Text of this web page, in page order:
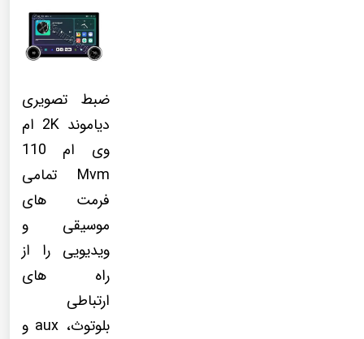
ضبط تصویری
دیاموند 2K ام
وی ام 110
Mvm تمامی
فرمت های
موسیقی و
ویدیویی را از
راه های
ارتباطی
بلوتوث، aux و